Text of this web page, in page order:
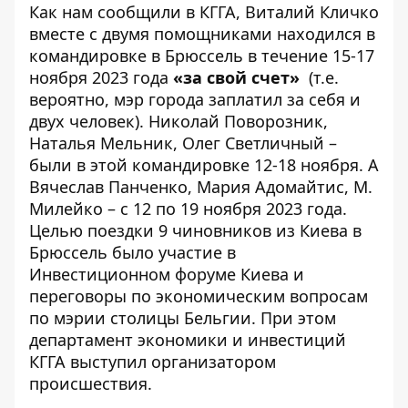
Как нам сообщили в КГГА, Виталий Кличко
вместе с двумя помощниками находился в
командировке в Брюссель в течение 15-17
ноября 2023 года «за свой счет» (т.е.
вероятно, мэр города заплатил за себя и
двух человек). Николай Поворозник,
Наталья Мельник, Олег Светличный –
были в этой командировке 12-18 ноября. А
Вячеслав Панченко, Мария Адомайтис, М.
Милейко – с 12 по 19 ноября 2023 года.
Целью поездки 9 чиновников из Киева в
Брюссель было участие в
Инвестиционном форуме Киева и
переговоры по экономическим вопросам
по мэрии столицы Бельгии. При этом
департамент экономики и инвестиций
КГГА выступил организатором
происшествия.